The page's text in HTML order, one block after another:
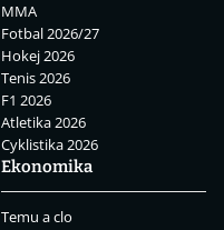
MMA
Fotbal 2026/27
Hokej 2026
Tenis 2026
F1 2026
Atletika 2026
Cyklistika 2026
Ekonomika
Temu a clo